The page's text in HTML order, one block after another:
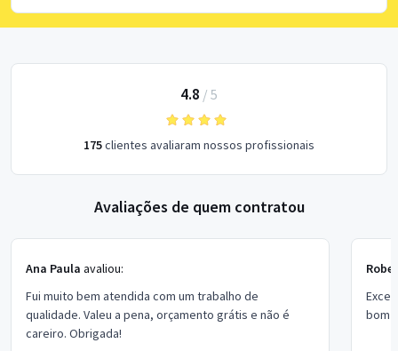
4.8 / 5
175clientes avaliaram nossos profissionais
Avaliações de quem contratou
Ana Paula avaliou:
Fui muito bem atendida com um trabalho de
qualidade. Valeu a pena, orçamento grátis e não é
careiro. Obrigada!
bom